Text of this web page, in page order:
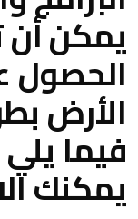
يمكن
الحصول
الأرض
فيما
يمكنك